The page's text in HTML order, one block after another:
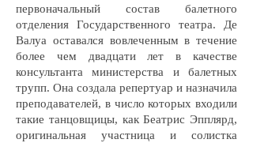
первоначальный состав балетного
отделения Государственного театра. Де
Валуа оставался вовлеченным в течение
более чем двадцати лет в качестве
консультанта министерства и балетных
трупп. Она создала репертуар и назначила
преподавателей, в число которых входили
такие танцовщицы, как Беатрис Эпплярд,
оригинальная участница и солистка